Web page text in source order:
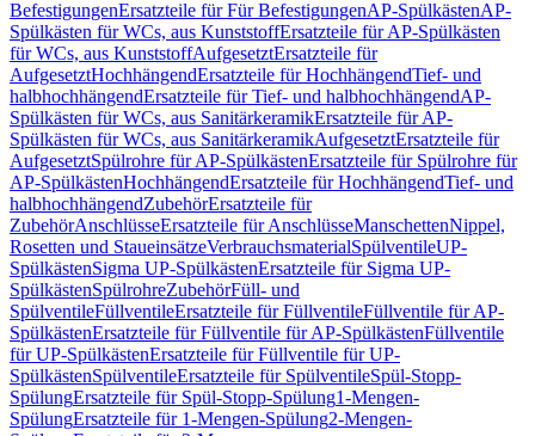
BefestigungenErsatzteile für Für BefestigungenAP-SpülkästenAP-
Spülkästen für WCs, aus KunststoffErsatzteile für AP-Spülkästen
für WCs, aus KunststoffAufgesetztErsatzteile für
AufgesetztHochhängendErsatzteile für HochhängendTief- und
halbhochhängendErsatzteile für Tief- und halbhochhängendAP-
Spülkästen für WCs, aus SanitärkeramikErsatzteile für AP-
Spülkästen für WCs, aus SanitärkeramikAufgesetztErsatzteile für
AufgesetztSpülrohre für AP-SpülkästenErsatzteile für Spülrohre für
AP-SpülkästenHochhängendErsatzteile für HochhängendTief- und
halbhochhängendZubehörErsatzteile für
ZubehörAnschlüsseErsatzteile für AnschlüsseManschettenNippel,
Rosetten und StaueinsätzeVerbrauchsmaterialSpülventileUP-
SpülkästenSigma UP-SpülkästenErsatzteile für Sigma UP-
SpülkästenSpülrohreZubehörFüll- und
SpülventileFüllventileErsatzteile für FüllventileFüllventile für AP-
SpülkästenErsatzteile für Füllventile für AP-SpülkästenFüllventile
für UP-SpülkästenErsatzteile für Füllventile für UP-
SpülkästenSpülventileErsatzteile für SpülventileSpül-Stopp-
SpülungErsatzteile für Spül-Stopp-Spülung1-Mengen-
SpülungErsatzteile für 1-Mengen-Spülung2-Mengen-